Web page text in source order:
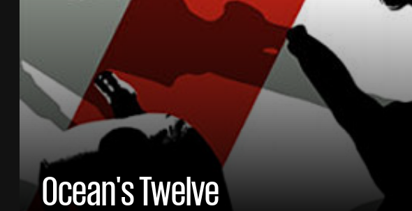
Ocean's Twelve